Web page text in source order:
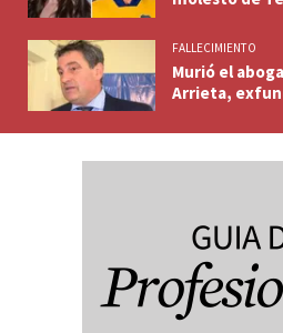
FALLECIMIENTO
Murió el
Arrieta,